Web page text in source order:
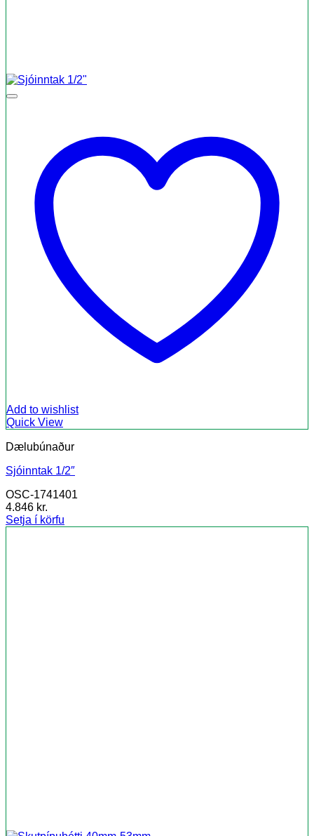
Add to wishlist
Quick View
Dælubúnaður
Sjóinntak 1/2″
OSC-1741401
4.846 kr.
Setja í körfu